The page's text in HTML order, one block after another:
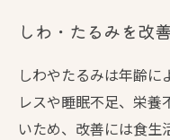
しわ・たるみを改
しわやたるみは年齢に
レスや睡眠不足、栄養
いため、改善には食生